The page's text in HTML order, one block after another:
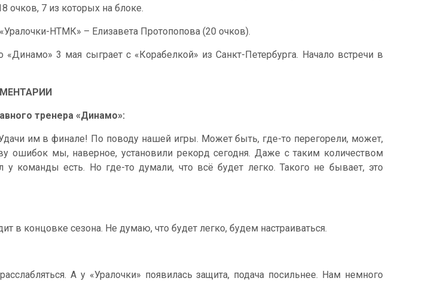
очков, 7 из которых на блоке.
НТМК» – Елизавета Протопопова (20 очков).
«Динамо» 3 мая сыграет с «Корабелкой» из Санкт-Петербурга. Начало встречи в
тренера «Динамо»:
им в финале! По поводу нашей игры. Может быть, где-то перегорели, может,
ошибок мы, наверное, установили рекорд сегодня. Даже с таким количеством
команды есть. Но где-то думали, что всё будет легко. Такого не бывает, это
концовке сезона. Не думаю, что будет легко, будем настраиваться.
А у «Уралочки» появилась защита, подача посильнее. Нам немного